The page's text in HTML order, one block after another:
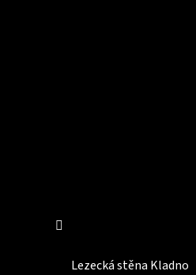
Lezecká stěna Kladno